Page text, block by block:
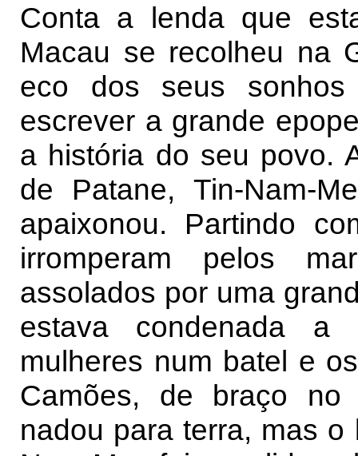
Conta a lenda que
Macau se recolheu na
eco dos seus
escrever a grande
a história do seu povo.
de Patane, Tin-Nam-
apaixonou. Partindo
irromperam pelos
assolados por uma
estava condenada a
mulheres num batel e
Camões, de braço no
nadou para terra, mas